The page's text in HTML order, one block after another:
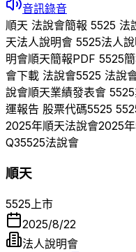
音訊錄音
順天 法說會簡報 5525 法
天法人說明會 5525法人
明會順天簡報PDF 5525
會下載 法說會5525 法說
說會順天業績發表會 5525
運報告 股票代碼5525
2025年順天法說會2025年
Q35525法說會
順天
5525上市
2025/8/22
法人說明會